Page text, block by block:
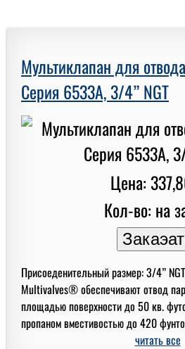
Мультиклапан для
Серия 6533A, 3/4” NGT
Цена:
Кол-во: на
Присоеденительный размер: 3/4”
Multivalves® обеспечивают отвод
площадью поверхности до 50 кв.
пропаном вместивостью до 420
читать все